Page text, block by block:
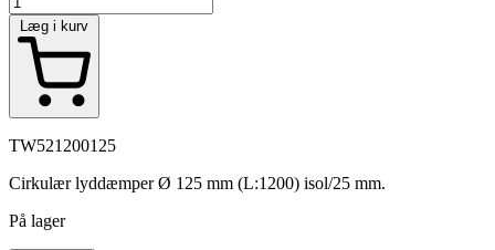
Læg i kurv
TW521200125
Cirkulær lyddæmper Ø 125 mm (L:1200) isol/25 mm.
På lager